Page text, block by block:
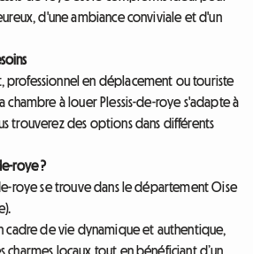
d'une ambiance conviviale et d'un
professionnel en déplacement ou touriste
chambre à louer Plessis-de-roye s'adapte à
trouverez des options dans différents
roye ?
roye se trouve dans le département Oise
cadre de vie dynamique et authentique,
locaux tout en bénéficiant d’un